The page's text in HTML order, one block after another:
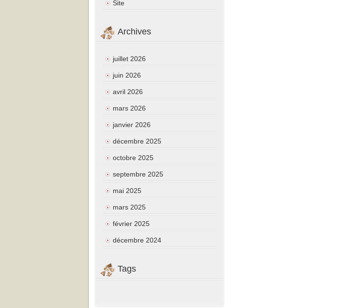
Site
Archives
juillet 2026
juin 2026
avril 2026
mars 2026
janvier 2026
décembre 2025
octobre 2025
septembre 2025
mai 2025
mars 2025
février 2025
décembre 2024
Tags